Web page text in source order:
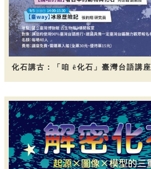
化石講古：「咱 ê化石」臺灣台語講座